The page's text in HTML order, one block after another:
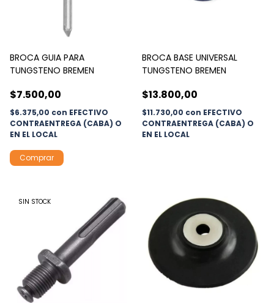
BROCA GUIA PARA
TUNGSTENO BREMEN
$7.500,00
$6.375,00 con EFECTIVO
CONTRAENTREGA (CABA) O
EN EL LOCAL
BROCA BASE UNIVERSAL
TUNGSTENO BREMEN
$13.800,00
$11.730,00 con EFECTIVO
CONTRAENTREGA (CABA) O
EN EL LOCAL
SIN STOCK